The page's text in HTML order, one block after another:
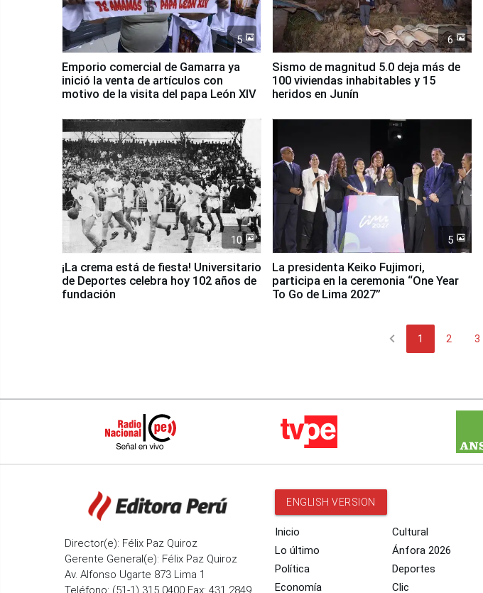
5
Emporio comercial de Gamarra ya
inició la venta de artículos con
motivo de la visita del papa León XIV
6
Sismo de magnitud 5.0 deja más de
100 viviendas inhabitables y 15
heridos en Junín
10
¡La crema está de fiesta! Universitario
de Deportes celebra hoy 102 años de
fundación
5
La presidenta Keiko Fujimori,
participa en la ceremonia “One Year
To Go de Lima 2027”
chevron_left 1 2 3
Director(e): Félix Paz Quiroz
Gerente General(e): Félix Paz Quiroz
Av. Alfonso Ugarte 873 Lima 1
Teléfono: (51-1) 315 0400 Fax: 431 2849
ENGLISH VERSION
Inicio
Lo último
Política
Economía
Cultural
Ánfora 2026
Deportes
Clic